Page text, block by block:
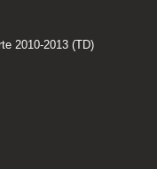
2010-2013 (TD)